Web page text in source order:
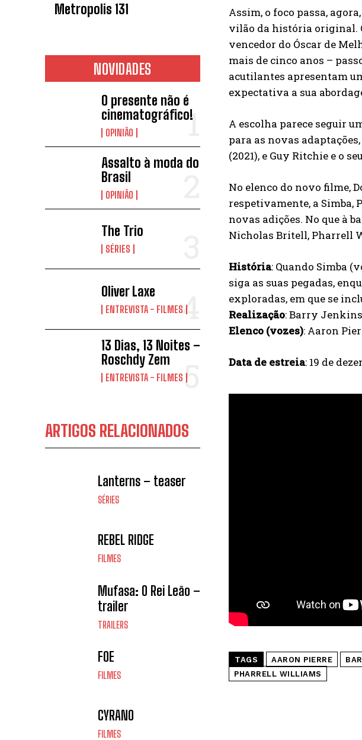
Metropolis 131
NOVIDADES
O presente não é
cinematográfico!
OPINIÃO
Assalto à moda do
Brasil
OPINIÃO
The Trio
SÉRIES
Oliver Laxe
ENTREVISTA - FILMES
13 Dias, 13 Noites –
Roschdy Zem
ENTREVISTA - FILMES
ARTIGOS RELACIONADOS
Lanterns – teaser
SÉRIES
REBEL RIDGE
FILMES
Mufasa: O Rei Leão –
trailer
TRAILERS
FOE
FILMES
CYRANO
FILMES
Assim, o foco passa,
vilão da história original.
vencedor do Óscar de
mais de cinco anos –
acutilantes apresentam
expectativa a sua
A escolha parece seguir
para as novas
(2021), e Guy Ritchie e o
No elenco do novo filme,
respetivamente, a Simba,
novas adições. No que à
Nicholas Britell, Pharrell
História: Quando Simba
siga as suas pegadas,
exploradas, em que se
Realização: Barry Jenkins
Elenco (vozes): Aaron
Data de estreia: 19 de
TAGS AARON PIERRE
PHARRELL WILLIAMS